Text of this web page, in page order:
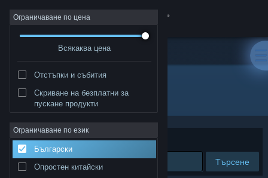
Вписване
Относно
Поддръжка
Ограничаване по цена
Всякаква цена
Отстъпки и събития
Скриване на безплатни за
пускане продукти
Ограничаване по език
Български
Опростен китайски
Разработчик: Celeris
Сортиране по Съответстване
Търсене